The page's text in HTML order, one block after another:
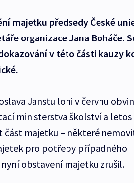
majetku předsedy České
organizace Jana Boháče.
v této části kauzy
Janstu loni v červnu
ministerstva školství a letos
majetku – některé
pro potřeby případného
obstavení majetku zrušil.